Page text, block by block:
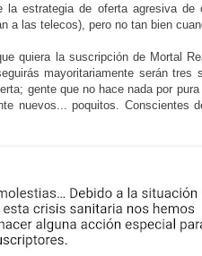
estrategia de oferta agresiva de
a las telecos), pero no tan bien
quiera la suscripción de Mortal
mayoritariamente serán tres
gente que no hace nada por
nuevos... poquitos. Conscientes